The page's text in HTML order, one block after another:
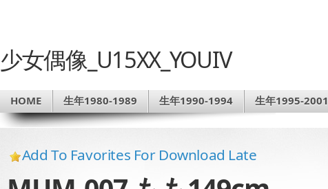
少女偶像_U15XX_YOUIV
HOME 生年1980-1989 生年1990-1994 生年1995-2001
Add To Favorites For Download Late